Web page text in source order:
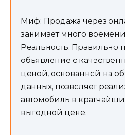
Миф: Продажа через
занимает много
Реальность: Правильно
объявление с
ценой, основанной на
данных, позволяет
автомобиль в
выгодной цене.